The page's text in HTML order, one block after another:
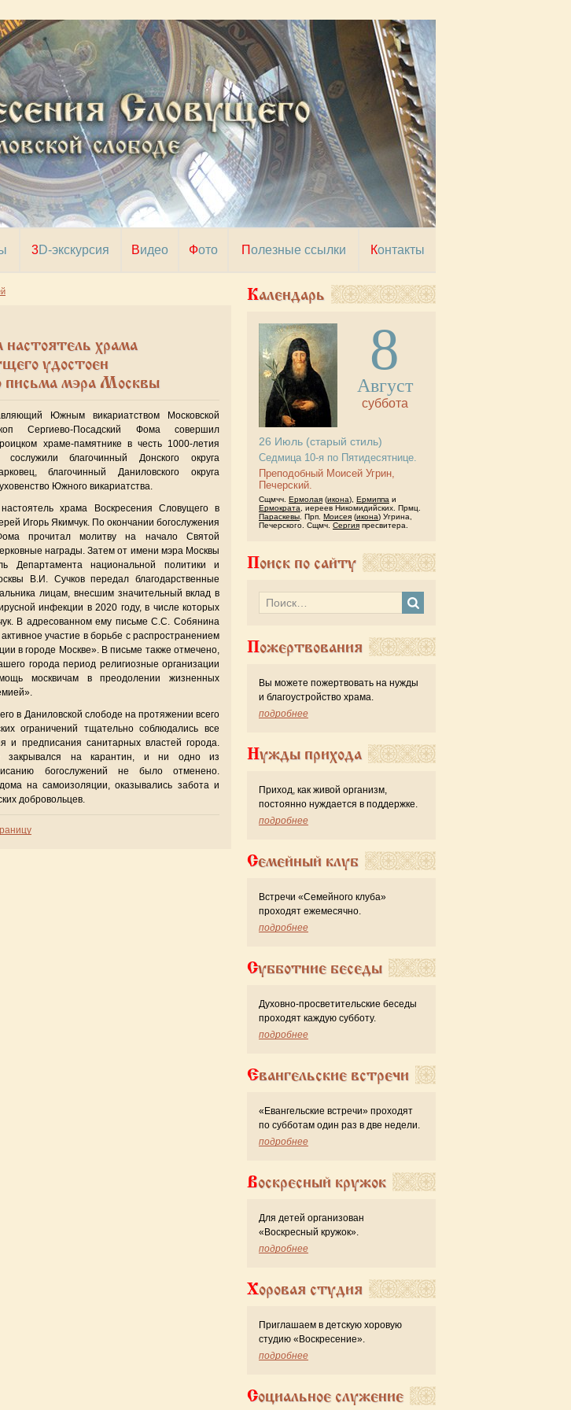
3D-экскурсия Видео Фото Полезные ссылки Контакты
удостоен
письма мэра Москвы
Южным викариатством Московской
Сергиево-Посадский Фома совершил
храме-памятнике в честь 1000-летия
благочинный Донского округа
благочинный Даниловского округа
Южного викариатства.
храма Воскресения Словущего в
Игорь Якимчук. По окончании богослужения
прочитал молитву на начало Святой
награды. Затем от имени мэра Москвы
Департамента национальной политики и
В.И. Сучков передал благодарственные
лицам, внесшим значительный вклад в
инфекции в 2020 году, в числе которых
В адресованном ему письме С.С. Собянина
участие в борьбе с распространением
в городе Москве». В письме также отмечено,
города период религиозные организации
москвичам в преодолении жизненных
в Даниловской слободе на протяжении всего
ограничений тщательно соблюдались все
и предписания санитарных властей города.
закрывался на карантин, и ни одно из
богослужений не было отменено.
на самоизоляции, оказывались забота и
добровольцев.
Календарь
8
Август
суббота
26 Июль (старый стиль)
Седмица 10-я по Пятидесятнице.
Преподобный Моисей Угрин,
Печерский.
Сщмчч. Ермолая (икона), Ермиппа и
Ермократа, иереев Никомидийских. Прмц.
Параскевы. Прп. Моисея (икона) Угрина,
Печерского. Сщмч. Сергия пресвитера.
Поиск по сайту
Пожертвования
Вы можете пожертвовать на нужды
и благоустройство храма.
подробнее
Нужды прихода
Приход, как живой организм,
постоянно нуждается в поддержке.
подробнее
Семейный клуб
Встречи «Семейного клуба»
проходят ежемесячно.
подробнее
Субботние беседы
Духовно-просветительские беседы
проходят каждую субботу.
подробнее
Евангельские встречи
«Евангельские встречи» проходят
по субботам один раз в две недели.
подробнее
Воскресный кружок
Для детей организован
«Воскресный кружок».
подробнее
Хоровая студия
Приглашаем в детскую хоровую
студию «Воскресение».
подробнее
Социальное служение